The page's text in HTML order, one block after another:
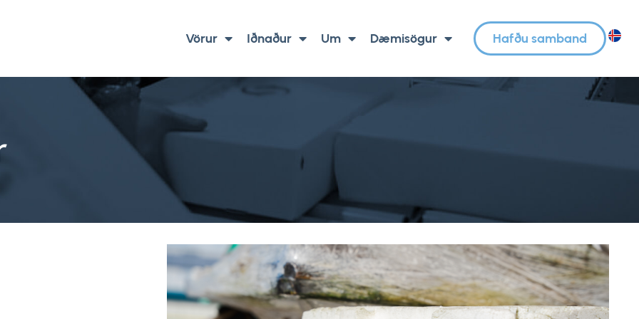
Vörur Iðnaður Um Dæmisögur Hafðu samband